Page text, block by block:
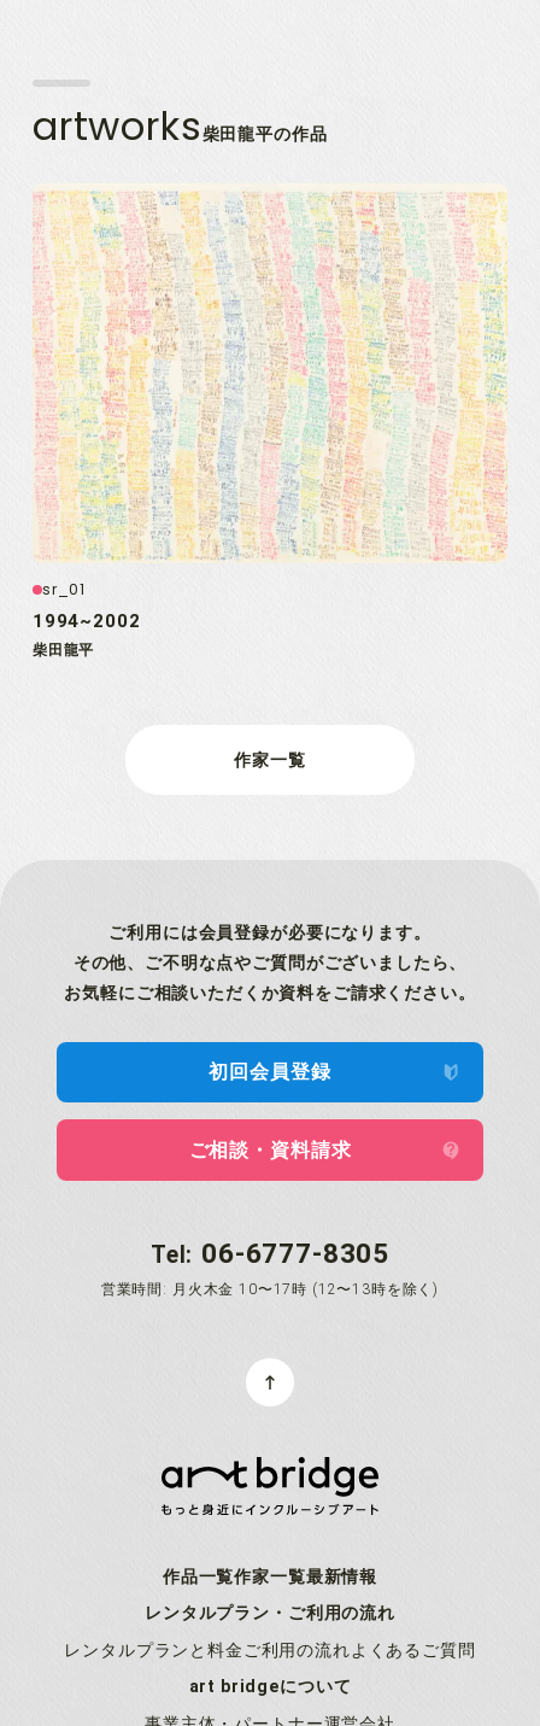
artworks柴田龍平の作品
sr_01
1994~2002
柴田龍平
作家一覧
ご利用には会員登録が必要になります。
その他、ご不明な点やご質問がございましたら、
お気軽にご相談いただくか資料をご請求ください。
初回会員登録
ご相談・資料請求
Tel: 06-6777-8305
営業時間: 月火木金 10〜17時 (12〜13時を除く)
作品一覧作家一覧最新情報
レンタルプラン・ご利用の流れ
レンタルプランと料金 ご利用の流れよくあるご質問
art bridgeについて